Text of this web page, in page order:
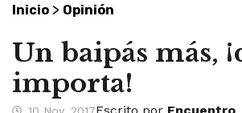
Inicio > Opinión
Un baipás más,
importa!
10 Nov, 2017